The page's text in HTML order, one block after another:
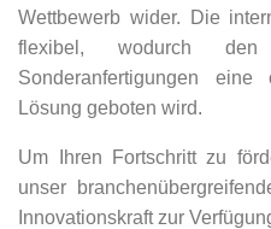
Wettbewerb wider. Die
flexibel, wodurch
Sonderanfertigungen
Lösung geboten wird.
Um Ihren Fortschritt zu
unser
Innovationskraft zur